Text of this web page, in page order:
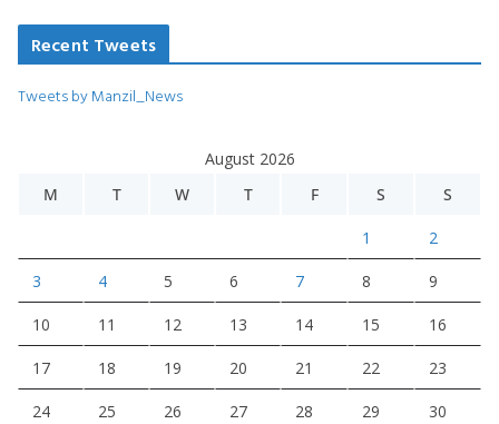
Recent Tweets
Tweets by Manzil_News
August 2026
M
T W T F S S
1 2
3 4 5 6 7 8 9
10 11 12 13 14 15 16
17 18 19 20 21 22 23
24 25 26 27 28 29 30